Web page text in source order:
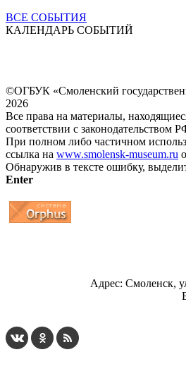
ВСЕ СОБЫТИЯ
КАЛЕНДАРЬ СОБЫТИЙ
©ОГБУК «Смоленский
2026
Все права на материалы,
соответствии с законодательством
При полном либо частичном
ссылка на www.smolensk-museum.ru
Обнаружив в тексте ошибку,
Enter
Адрес: Смоленск,